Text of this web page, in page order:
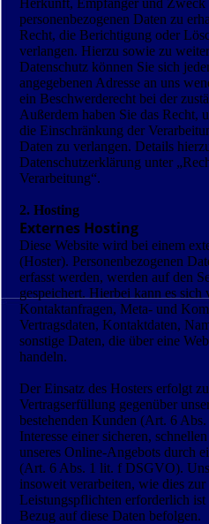
Herkunft, Empfänger und Zweck
personenbezogenen Daten zu
Recht, die Berichtigung oder
verlangen. Hierzu sowie zu
Datenschutz können Sie sich
angegebenen Adresse an uns
ein Beschwerderecht bei der
Außerdem haben Sie das Recht,
die Einschränkung der
Daten zu verlangen. Details
Datenschutzerklärung unter
Verarbeitung“.
2. Hosting
Externes Hosting
Diese Website wird bei einem
(Hoster). Personenbezogenen
erfasst werden, werden auf den
gespeichert. Hierbei kann es sich
Kontaktanfragen, Meta- und
Vertragsdaten, Kontaktdaten,
sonstige Daten, die über eine
handeln.
Der Einsatz des Hosters erfolgt
Vertragserfüllung gegenüber
bestehenden Kunden (Art. 6
Interesse einer sicheren,
unseres Online-Angebots durch
(Art. 6 Abs. 1 lit. f DSGVO).
insoweit verarbeiten, wie dies
Leistungspflichten erforderlich ist
Bezug auf diese Daten befolgen.